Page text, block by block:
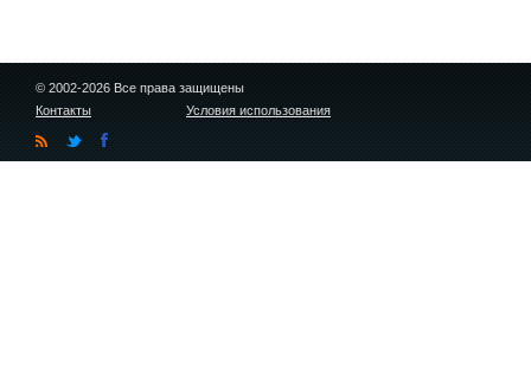
© 2002-2026 Все права защищены
Контакты
Условия использования